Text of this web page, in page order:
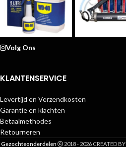
Volg Ons
KLANTENSERVICE
Levertijd en Verzendkosten
Garantie en klachten
Betaalmethodes
Retourneren
Gezochteonderdelen 2018 - 2026 CREATED BY